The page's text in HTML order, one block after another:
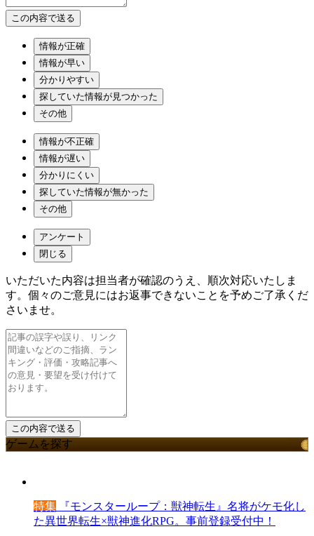
情報が正確
情報が早い
分かりやすい
探していた情報が見つかった
その他
情報が不正確
情報が遅い
分かりにくい
探していた情報が無かった
その他
アンケート
閉じる
いただいた内容は担当者が確認のうえ、順次対応いたしま
す。個々のご意見にはお返事できないことを予めご了承くだ
さいませ。
ゲームを探す
特集 『モンスターループ：獣神転生』名将がケモ化し
た異世界転生×獣神進化RPG。事前登録受付中！